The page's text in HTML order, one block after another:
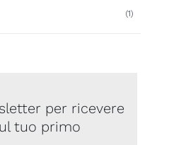
(1)
per ricevere
tuo primo